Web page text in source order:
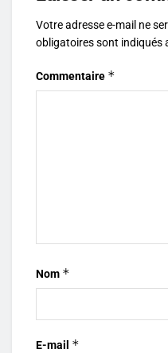
Votre adresse e-mail ne
obligatoires sont indiqués
Commentaire *
Nom *
E-mail *